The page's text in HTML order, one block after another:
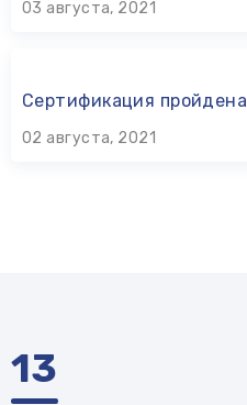
03 августа, 2021
Сертификация пройдена
02 августа, 2021
13